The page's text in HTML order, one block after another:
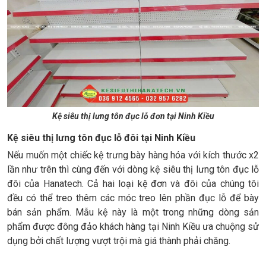
Kệ siêu thị lưng tôn đục lỗ đơn tại Ninh Kiều
Kệ siêu thị lưng tôn đục lỗ đôi tại Ninh Kiều
Nếu muốn một chiếc kệ trưng bày hàng hóa với kích thước x2
lần như trên thì cùng đến với dòng kệ siêu thị lưng tôn đục lỗ
đôi của Hanatech. Cả hai loại kệ đơn và đôi của chúng tôi
đều có thể treo thêm các móc treo lên phần đục lỗ để bày
bán sản phẩm. Mẫu kệ này là một trong những dòng sản
phẩm được đông đảo khách hàng tại Ninh Kiều ưa chuộng sử
dụng bởi chất lượng vượt trội mà giá thành phải chăng.